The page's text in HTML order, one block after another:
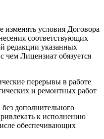
изменять условия Договора
соответствующих
редакции указанных
чем Лицензиат обязуется
перерывы в работе
и ремонтных работ
дополнительного
к исполнению
обеспечивающих